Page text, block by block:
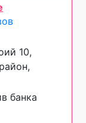
10,
банка